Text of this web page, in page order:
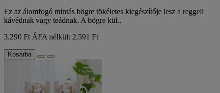
Ez az álomfogó mintás bögre tökéletes kiegészítője lesz a reggeli
kávédnak vagy teádnak. A bögre kül..
3.290 Ft ÁFA nélkül: 2.591 Ft
Kosárba